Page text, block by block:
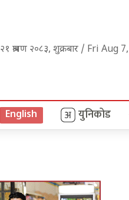
२१ श्रावण २०८३, शुक्रबार / Fri Aug
English युनिकोड